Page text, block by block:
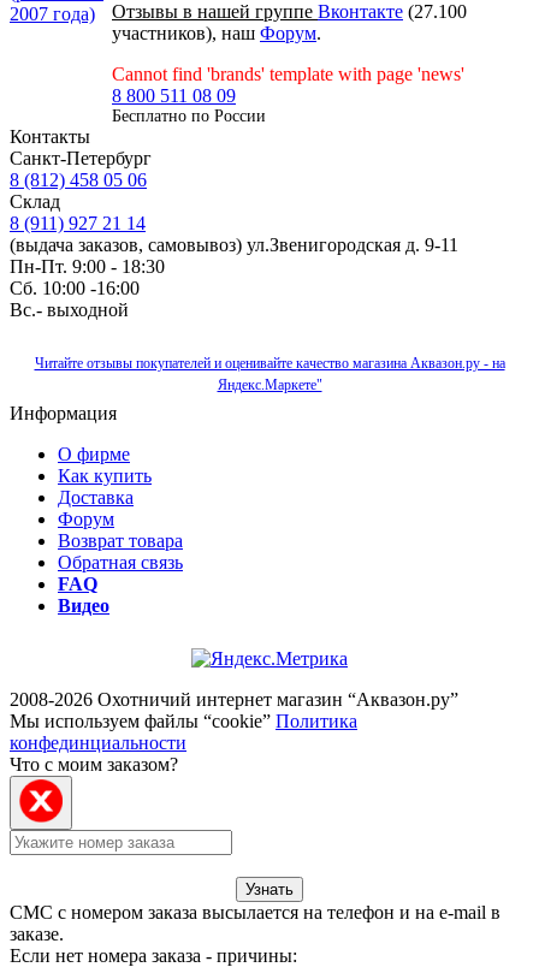
Отзывы в нашей группе Вконтакте (27.100
участников), наш Форум.
Cannot find 'brands' template with page 'news'
8 800 511 08 09
Бесплатно по Роcсии
Контакты
Санкт-Петербург
8 (812) 458 05 06
Склад
8 (911) 927 21 14
(выдача заказов, самовывоз) ул.Звенигородская д. 9-11
Пн-Пт. 9:00 - 18:30
Сб. 10:00 -16:00
Вс.- выходной
Читайте отзывы покупателей и оценивайте качество магазина Аквазон.ру - на
Яндекс.Маркете"
Информация
О фирме
Как купить
Доставка
Форум
Возврат товара
Обратная связь
FAQ
Видео
2008-2026 Охотничий интернет магазин “Аквазон.ру”
Мы используем файлы “cookie” Политика
конфединциальности
Что с моим заказом?
Узнать
СМС с номером заказа высылается на телефон и на e-mail в
заказе.
Если нет номера заказа - причины: